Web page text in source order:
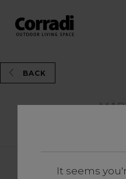
It seems
BACK